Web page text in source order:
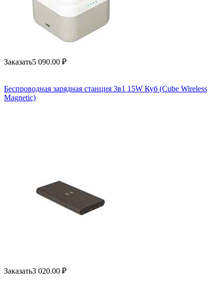
Заказать5 090.00 ₽
Беспроводная зарядная станция 3в1 15W Куб (Cube Wireless
Magnetic)
Заказать3 020.00 ₽